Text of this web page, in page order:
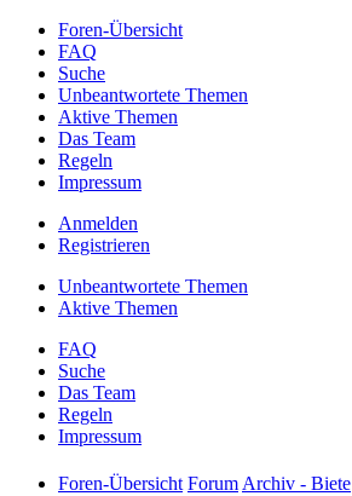
Foren-Übersicht
FAQ
Suche
Unbeantwortete Themen
Aktive Themen
Das Team
Regeln
Impressum
Anmelden
Registrieren
Unbeantwortete Themen
Aktive Themen
FAQ
Suche
Das Team
Regeln
Impressum
Foren-Übersicht ForumArchiv - Biete